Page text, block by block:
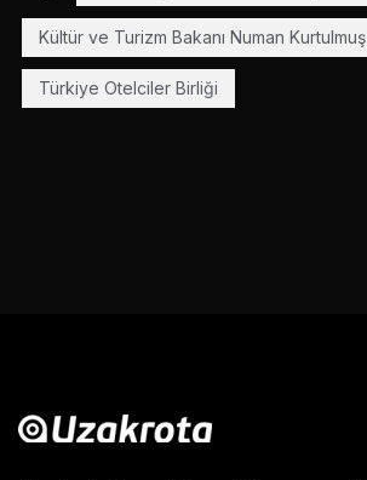
Kültür ve Turizm Bakanı Numan Kurtulmuş
Türkiye Otelciler Birliği